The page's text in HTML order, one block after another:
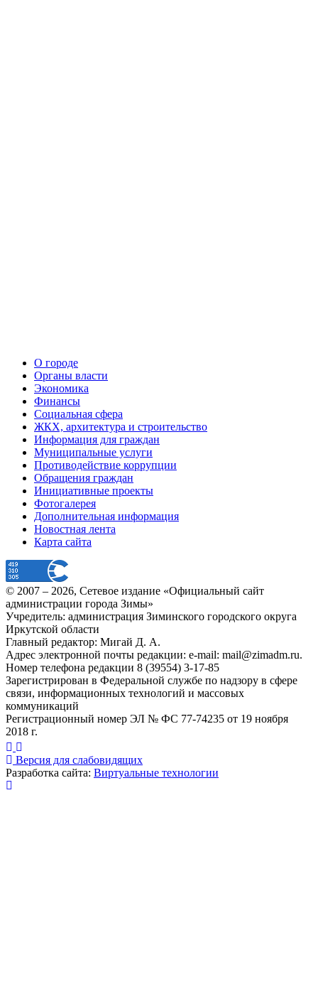
О городе
Органы власти
Экономика
Финансы
Социальная сфера
ЖКХ, архитектура и строительство
Информация для граждан
Муниципальные услуги
Противодействие коррупции
Обращения граждан
Инициативные проекты
Фотогалерея
Дополнительная информация
Новостная лента
Карта сайта
© 2007 – 2026, Сетевое издание «Официальный сайт
администрации города Зимы»
Учредитель: администрация Зиминского городского округа
Иркутской области
Главный редактор: Мигай Д. А.
Адрес электронной почты редакции: e-mail: mail@zimadm.ru.
Номер телефона редакции 8 (39554) 3-17-85
Зарегистрирован в Федеральной службе по надзору в сфере
связи, информационных технологий и массовых
коммуникаций
Регистрационный номер ЭЛ № ФС 77-74235 от 19 ноября
2018 г.
Версия для слабовидящих
Разработка сайта: Виртуальные технологии